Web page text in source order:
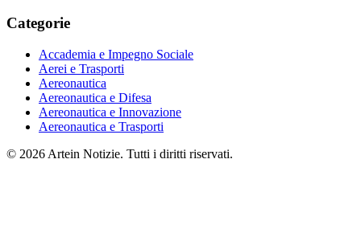
Categorie
Accademia e Impegno Sociale
Aerei e Trasporti
Aereonautica
Aereonautica e Difesa
Aereonautica e Innovazione
Aereonautica e Trasporti
© 2026 Artein Notizie. Tutti i diritti riservati.